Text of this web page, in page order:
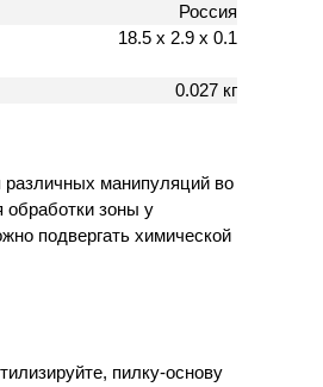
Россия
18.5 х 2.9 х 0.1
0.027 кг
манипуляций во
обработки зоны у
подвергать химической
пилку-основу